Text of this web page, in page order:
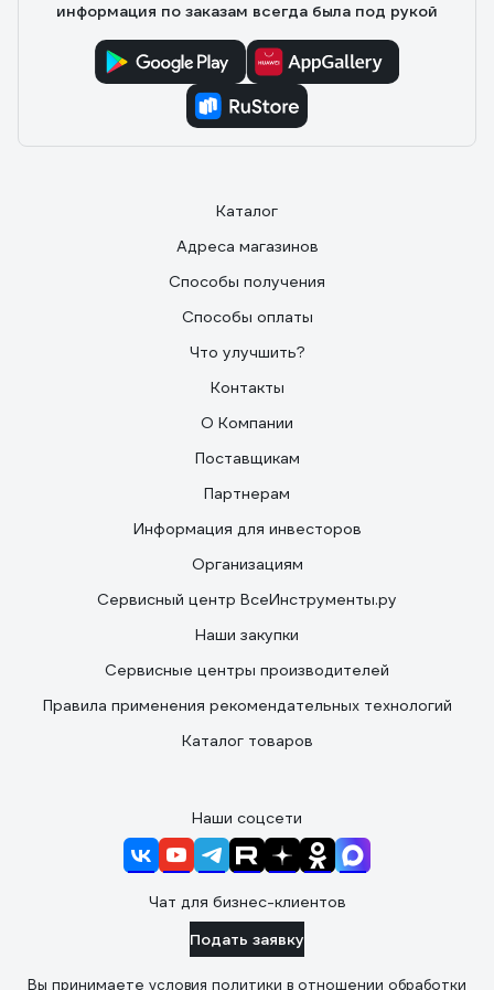
информация по заказам всегда была под рукой
Каталог
Адреса магазинов
Способы получения
Способы оплаты
Что улучшить?
Контакты
О Компании
Поставщикам
Партнерам
Информация для инвесторов
Организациям
Сервисный центр ВсеИнструменты.ру
Наши закупки
Сервисные центры производителей
Правила применения рекомендательных технологий
Каталог товаров
Наши соцсети
Чат для бизнес-клиентов
Подать заявку
Вы принимаете условия политики в отношении обработки